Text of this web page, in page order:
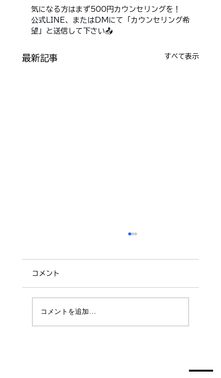
気になる方はまず500円カウンセリングを！
公式LINE、またはDMにて「カウンセリング希
望」と送信して下さい📤
最新記事 すべて表示
コメント
コメントを追加…